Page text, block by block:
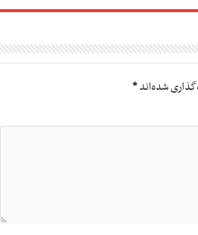
شده‌اند*